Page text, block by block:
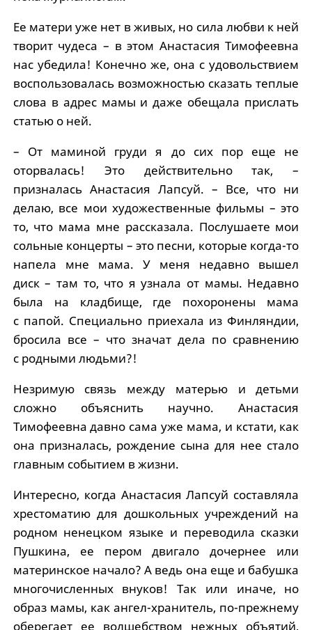
Ее матери уже нет в живых, но сила любви к ней
творит чудеса – в этом Анастасия Тимофеевна
нас убедила! Конечно же, она с удовольствием
воспользовалась возможностью сказать теп­лые
слова в адрес мамы и даже обещала прислать
статью о ней.
– От маминой груди я до сих пор еще не
оторвалась! Это действительно так, –
призналась Анастасия Лапсуй. – Все, что ни
делаю, все мои художественные фильмы – это
то, что мама мне рассказала. Послушаете мои
сольные концерты – это песни, которые когда-то
напела мне мама. У меня недавно вышел
диск – там то, что я узнала от мамы. Недавно
была на кладбище, где похоронены мама
с папой. Специально приехала из Финляндии,
бросила все – что значат дела по сравнению
с родными людьми?!
Незримую связь между матерью и детьми
сложно объяснить научно. Анастасия
Тимофеевна давно сама уже мама, и кстати, как
она призналась, рождение сына для нее стало
главным событием в жизни.
Интересно, когда Анастасия Лапсуй составляла
хрестоматию для дошкольных учреждений на
родном ненецком языке и переводила сказки
Пушкина, ее пером двигало дочернее или
материнское начало? А ведь она еще и бабушка
многочисленных внуков! Так или иначе, но
образ мамы, как ангел-хранитель, по-прежнему
оберегает ее волшебством нежных объятий,